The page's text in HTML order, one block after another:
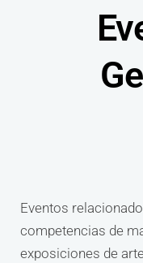
Eventos
competencias de
exposiciones de